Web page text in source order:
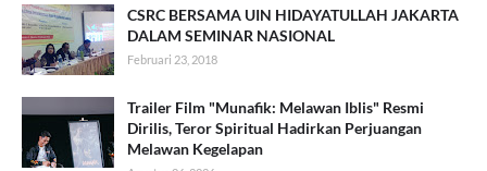
CSRC BERSAMA UIN HIDAYATULLAH JAKARTA
DALAM SEMINAR NASIONAL
Februari 23, 2018
Trailer Film "Munafik: Melawan Iblis" Resmi
Dirilis, Teror Spiritual Hadirkan Perjuangan
Melawan Kegelapan